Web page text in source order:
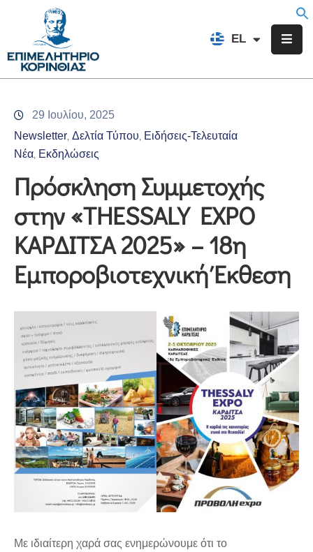
EL
FR
Επιμελητήριο
Υπηρεσίες
Προγράμματα
Δράσεις
Εκδηλώσεις
Επικοινωνία
29 Ιουλίου, 2025
Newsletter Δελτία Τύπου Ειδήσεις-Τελευταία
Νέα Εκδηλώσεις
Πρόσκληση Συμμετοχής
στην «THESSALY EXPO
ΚΑΡΔΙΤΣΑ 2025» – 18η
Εμποροβιοτεχνική Έκθεση
Με ιδιαίτερη χαρά σας ενημερώνουμε ότι το